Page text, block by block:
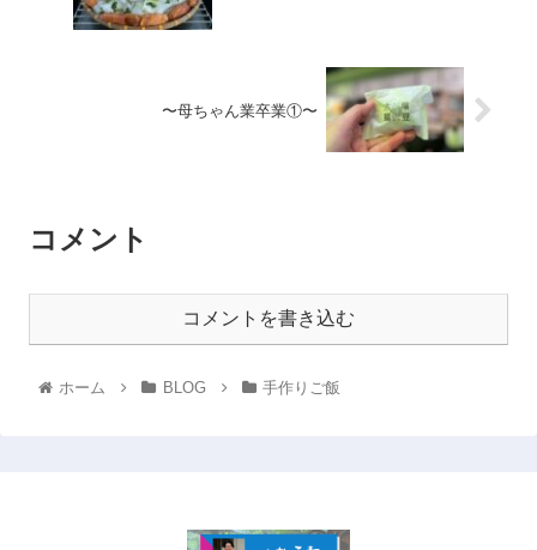
〜母ちゃん業卒業①〜
コメント
コメントを書き込む
ホーム BLOG 手作りご飯